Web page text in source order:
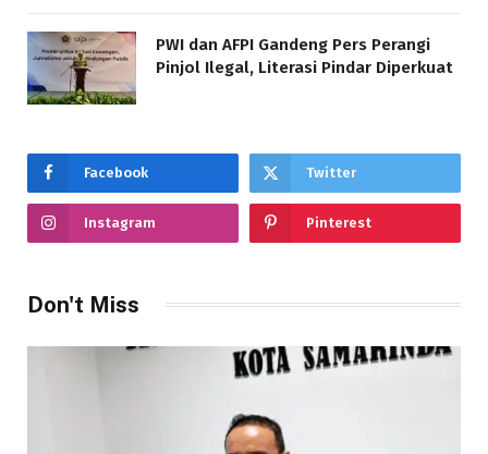
PWI dan AFPI Gandeng Pers Perangi
Pinjol Ilegal, Literasi Pindar Diperkuat
Facebook Twitter
Instagram Pinterest
Don't Miss